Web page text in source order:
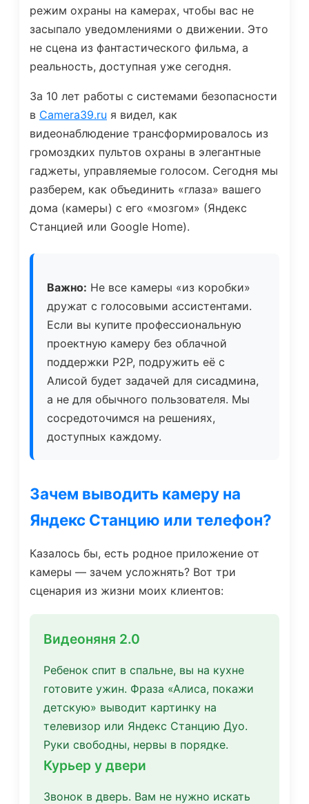
режим охраны на камерах, чтобы вас не
засыпало уведомлениями о движении. Это
не сцена из фантастического фильма, а
реальность, доступная уже сегодня.
За 10 лет работы с системами безопасности
в Camera39.ru я видел, как
видеонаблюдение трансформировалось из
громоздких пультов охраны в элегантные
гаджеты, управляемые голосом. Сегодня мы
разберем, как объединить «глаза» вашего
дома (камеры) с его «мозгом» (Яндекс
Станцией или Google Home).
Важно: Не все камеры «из коробки»
дружат с голосовыми ассистентами.
Если вы купите профессиональную
проектную камеру без облачной
поддержки P2P, подружить её с
Алисой будет задачей для сисадмина,
а не для обычного пользователя. Мы
сосредоточимся на решениях,
доступных каждому.
Зачем выводить камеру на
Яндекс Станцию или телефон?
Казалось бы, есть родное приложение от
камеры — зачем усложнять? Вот три
сценария из жизни моих клиентов:
Видеоняня 2.0
Ребенок спит в спальне, вы на кухне
готовите ужин. Фраза «Алиса, покажи
детскую» выводит картинку на
телевизор или Яндекс Станцию Дуо.
Руки свободны, нервы в порядке.
Курьер у двери
Звонок в дверь. Вам не нужно искать